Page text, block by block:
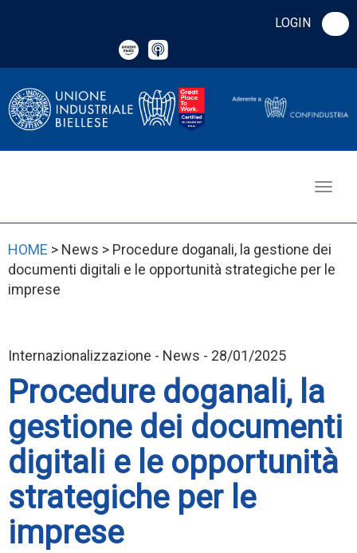
LOGIN
HOME > News > Procedure doganali, la gestione dei
documenti digitali e le opportunità strategiche per le
imprese
Internazionalizzazione - News - 28/01/2025
Procedure doganali, la
gestione dei documenti
digitali e le opportunità
strategiche per le
imprese